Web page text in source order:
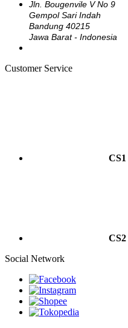
Jln. Bougenvile V No 9
Gempol Sari Indah
Bandung 40215
Jawa Barat - Indonesia
Customer Service
CS1
CS2
Social Network